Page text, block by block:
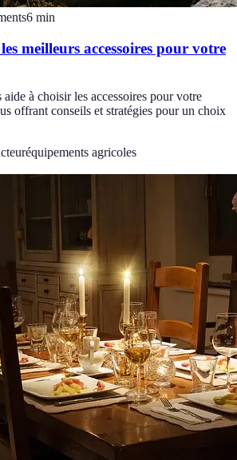
6 min
meilleurs accessoires pour votre
à choisir les accessoires pour votre
offrant conseils et stratégies pour un choix
équipements agricoles